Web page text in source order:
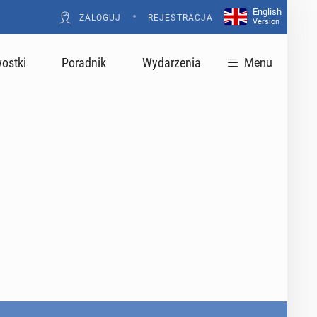
ZALOGUJ • REJESTRACJA
English
Version
Poradnik Wydarzenia Menu